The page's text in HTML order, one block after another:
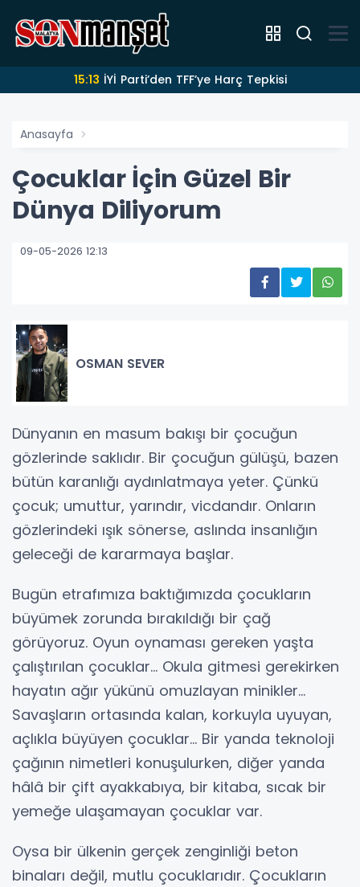
15:13 İYİ Parti’den TFF’ye Harç Tepkisi
Anasayfa
Çocuklar İçin Güzel Bir
Dünya Diliyorum
09-05-2026 12:13
OSMAN SEVER
Dünyanın en masum bakışı bir çocuğun
gözlerinde saklıdır. Bir çocuğun gülüşü, bazen
bütün karanlığı aydınlatmaya yeter. Çünkü
çocuk; umuttur, yarındır, vicdandır. Onların
gözlerindeki ışık sönerse, aslında insanlığın
geleceği de kararmaya başlar.
Bugün etrafımıza baktığımızda çocukların
büyümek zorunda bırakıldığı bir çağ
görüyoruz. Oyun oynaması gereken yaşta
çalıştırılan çocuklar… Okula gitmesi gerekirken
hayatın ağır yükünü omuzlayan minikler…
Savaşların ortasında kalan, korkuyla uyuyan,
açlıkla büyüyen çocuklar… Bir yanda teknoloji
çağının nimetleri konuşulurken, diğer yanda
hâlâ bir çift ayakkabıya, bir kitaba, sıcak bir
yemeğe ulaşamayan çocuklar var.
Oysa bir ülkenin gerçek zenginliği beton
binaları değil, mutlu çocuklarıdır. Çocukların